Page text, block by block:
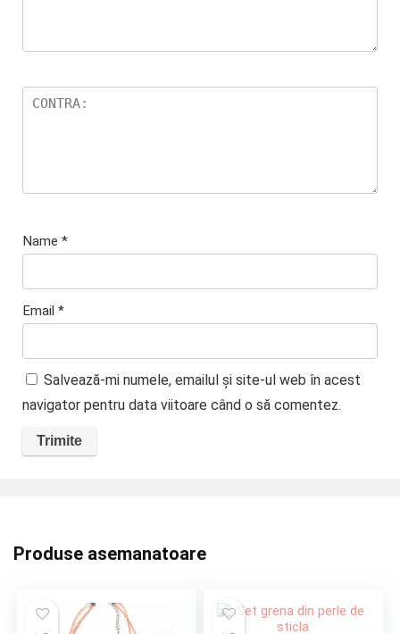
Name *
Email *
Salvează-mi numele, emailul și site-ul web în acest
navigator pentru data viitoare când o să comentez.
Produse asemanatoare